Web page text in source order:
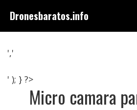
contenido
Dronesbaratos.info
','
' ); } ?>
Micro camara